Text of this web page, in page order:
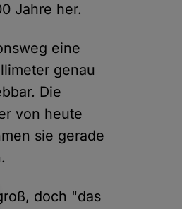
Jahre her.
eine
genau
Die
von heute
sie gerade
doch "das